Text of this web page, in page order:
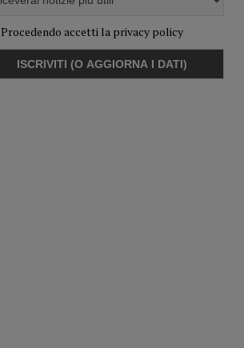
Procedendo accetti la privacy policy